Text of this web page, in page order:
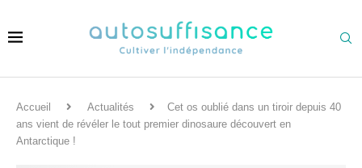
Accueil Actualités
Cet os oublié dans un tiroir depuis 40
ans vient de révéler le tout premier dinosaure découvert en
Antarctique !